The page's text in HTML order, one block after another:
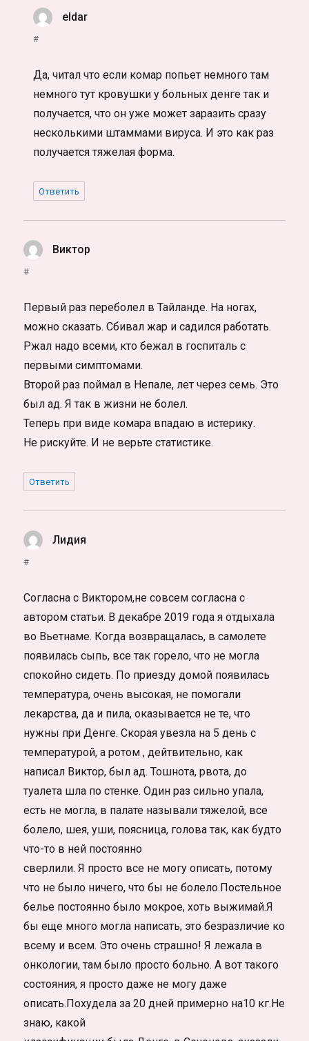
eldar
#
Да, читал что если комар попьет немного там
немного тут кровушки у больных денге так и
получается, что он уже может заразить сразу
несколькими штаммами вируса. И это как раз
получается тяжелая форма.
Ответить
Виктор
#
Первый раз переболел в Тайланде. На ногах,
можно сказать. Сбивал жар и садился работать.
Ржал надо всеми, кто бежал в госпиталь с
первыми симптомами.
Второй раз поймал в Непале, лет через семь. Это
был ад. Я так в жизни не болел.
Теперь при виде комара впадаю в истерику.
Не рискуйте. И не верьте статистике.
Ответить
Лидия
#
Согласна с Виктором,не совсем согласна с
автором статьи. В декабре 2019 года я отдыхала
во Вьетнаме. Когда возвращалась, в самолете
появилась сыпь, все так горело, что не могла
спокойно сидеть. По приезду домой появилась
температура, очень высокая, не помогали
лекарства, да и пила, оказывается не те, что
нужны при Денге. Скорая увезла на 5 день с
температурой, а ротом , дейтвительно, как
написал Виктор, был ад. Тошнота, рвота, до
туалета шла по стенке. Один раз сильно упала,
есть не могла, в палате называли тяжелой, все
болело, шея, уши, поясница, голова так, как будто
что-то в ней постоянно
сверлили. Я просто все не могу описать, потому
что не было ничего, что бы не болело.Постельное
белье постоянно было мокрое, хоть выжимай.Я
бы еще много могла написать, это безразличие ко
всему и всем. Это очень страшно! Я лежала в
онкологии, там было просто больно. А вот такого
состояния, я просто даже не могу даже
описать.Похудела за 20 дней примерно на10 кг.Не
знаю, какой